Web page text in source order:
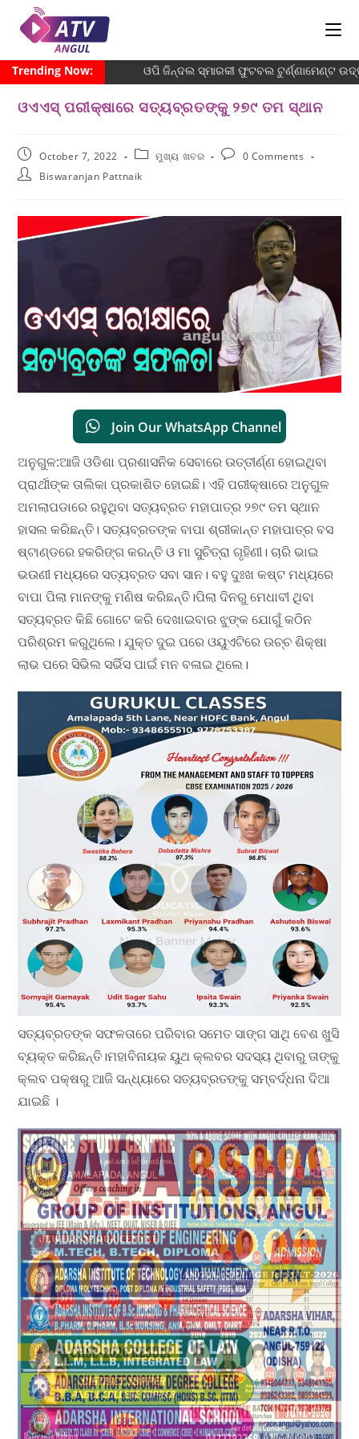
Trending Now: ଓପି ଜିନ୍ଦଲ ସ୍ମାରକୀ ଫୁଟବଲ ଟୁର୍ଣ୍ଣାମେଣ୍ଟ
ଓଏଏସ୍ ପରୀକ୍ଷାରେ ସତ୍ୟବ୍ରତଙ୍କୁ ୨୭୯ ତମ ସ୍ଥାନ
October 7, 2022 ମୁଖ୍ୟ ଖବର
0 Comments
Biswaranjan Pattnaik
Join Our WhatsApp Channel
ଅନୁଗୁଳ:ଆଜି ଓଡିଶା ପ୍ରଶାସନିକ ସେବାରେ ଉତ୍ତୀର୍ଣ୍ଣ ହୋଇଥିବା
ପ୍ରାର୍ଥୀଙ୍କ ତାଲିକା ପ୍ରକାଶିତ ହୋଇଛି। ଏହି ପରୀକ୍ଷାରେ ଅନୁଗୁଳ
ଅମଲାପଡାରେ ରହୁଥିବା ସତ୍ୟବ୍ରତ ମହାପାତ୍ର ୨୭୯ ତମ ସ୍ଥାନ
ହାସଲ କରିଛନ୍ତି। ସତ୍ୟବ୍ରତଙ୍କ ବାପା ଶ୍ରୀକାନ୍ତ ମହାପାତ୍ର ବସ
ଷ୍ଟାଣ୍ଡରେ ହକରିଙ୍ଗ କରନ୍ତି ଓ ମା ସୁଚିତ୍ରା ଗୃହିଣୀ। ଚାରି ଭାଇ
ଭଉଣୀ ମଧ୍ୟରେ ସତ୍ୟବ୍ରତ ସବା ସାନ। ବହୁ ଦୁଃଖ କଷ୍ଟ ମଧ୍ୟରେ
ବାପା ପିଲା ମାନଙ୍କୁ ମଣିଷ କରିଛନ୍ତି।ପିଲା ଦିନରୁ ମେଧାବୀ ଥିବା
ସତ୍ୟବ୍ରତ କିଛି ଗୋଟେ କରି ଦେଖାଇବାର ଝୁଙ୍କ ଯୋଗୁଁ କଠିନ
ପରିଶ୍ରମ କରୁଥିଲେ। ଯୁକ୍ତ ଦୁଇ ପରେ ଓୟୁଏଟିରେ ଉଚ୍ଚ ଶିକ୍ଷା
ଲାଭ ପରେ ସିଭିଲ ସର୍ଭିସ ପାଇଁ ମନ ବଳାଇ ଥିଲେ।
ସତ୍ୟବ୍ରତଙ୍କ ସଫଳତାରେ ପରିବାର ସମେତ ସାଙ୍ଗ ସାଥି ବେଶ ଖୁସି
ବ୍ୟକ୍ତ କରିଛନ୍ତି।ମହାବିନାୟକ ୟୁଥ କ୍ଲବର ସଦସ୍ୟ ଥିବାରୁ ତାଙ୍କୁ
କ୍ଲବ ପକ୍ଷରୁ ଆଜି ସନ୍ଧ୍ୟାରେ ସତ୍ୟବ୍ରତଙ୍କୁ ସମ୍ବର୍ଦ୍ଧନା ଦିଆ
ଯାଇଛି ।